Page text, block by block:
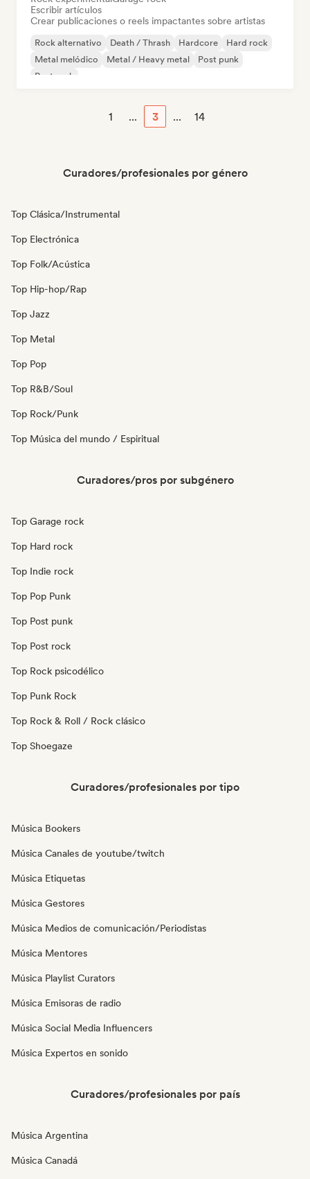
Escribir artículos
Crear publicaciones o reels impactantes sobre artistas
Rock alternativo Death / Thrash Hardcore
Hard rock
Metal melódico
Metal / Heavy metal
Post punk
Post rock
1 ... 3 ... 14
Curadores/profesionales por género
Top Clásica/Instrumental
Top Electrónica
Top Folk/Acústica
Top Hip-hop/Rap
Top Jazz
Top Metal
Top Pop
Top R&B/Soul
Top Rock/Punk
Top Música del mundo / Espiritual
Curadores/pros por subgénero
Top Garage rock
Top Hard rock
Top Indie rock
Top Pop Punk
Top Post punk
Top Post rock
Top Rock psicodélico
Top Punk Rock
Top Rock & Roll / Rock clásico
Top Shoegaze
Curadores/profesionales por tipo
Música Bookers
Música Canales de youtube/twitch
Música Etiquetas
Música Gestores
Música Medios de comunicación/Periodistas
Música Mentores
Música Playlist Curators
Música Emisoras de radio
Música Social Media Influencers
Música Expertos en sonido
Curadores/profesionales por país
Música Argentina
Música Canadá